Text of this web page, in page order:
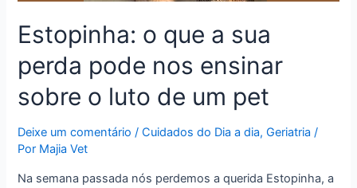
Estopinha: o que a sua
perda pode nos ensinar
sobre o luto de um pet
Deixe um comentário /Cuidados do Dia a dia,Geriatria /
Por Majia Vet
Na semana passada nós perdemos a querida Estopinha, a